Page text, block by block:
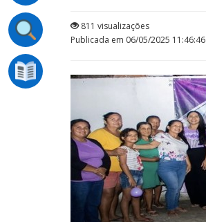
811 visualizações
Publicada em 06/05/2025 11:46:46